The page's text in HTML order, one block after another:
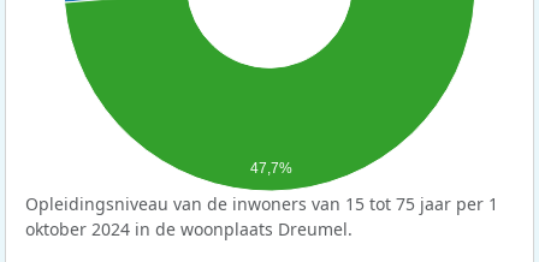
47,7%
Opleidingsniveau van de inwoners van 15 tot 75 jaar per 1
oktober 2024 in de woonplaats Dreumel.